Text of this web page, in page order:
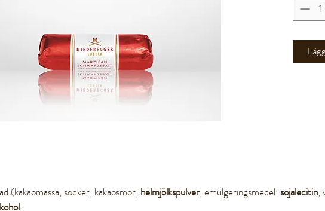
(kakaomassa, socker, kakaosmör, helmjölkspulver, emulgeringsmedel: sojalecitin,
.